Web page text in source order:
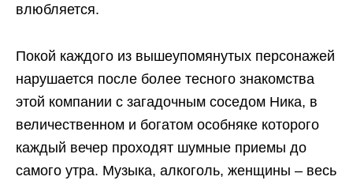
влюбляется.
Покой каждого из вышеупомянутых персонажей
нарушается после более тесного знакомства
этой компании с загадочным соседом Ника, в
величественном и богатом особняке которого
каждый вечер проходят шумные приемы до
самого утра. Музыка, алкоголь, женщины – весь